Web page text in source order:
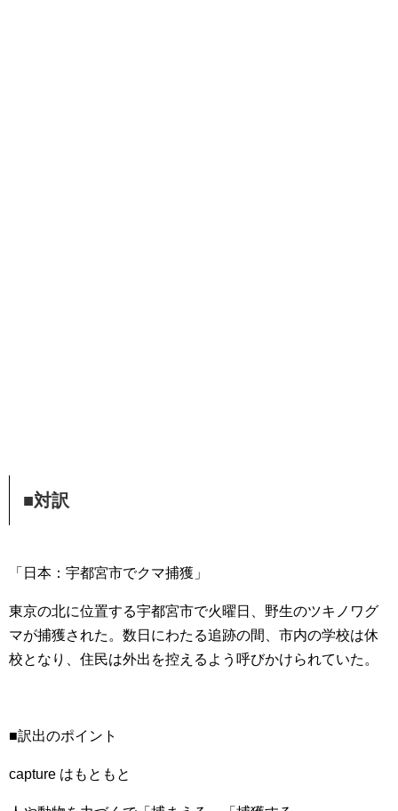
■対訳
「日本：宇都宮市でクマ捕獲」
東京の北に位置する宇都宮市で火曜日、野生のツキノワグ
マが捕獲された。数日にわたる追跡の間、市内の学校は休
校となり、住民は外出を控えるよう呼びかけられていた。
■訳出のポイント
capture はもともと